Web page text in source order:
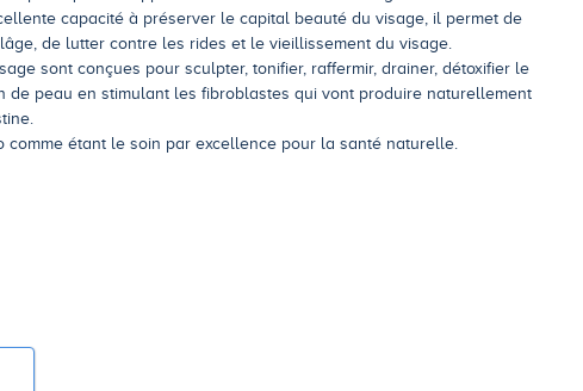
capacité à préserver le capital beauté du visage, il permet de
de lutter contre les rides et le vieillissement du visage.
sont conçues pour sculpter, tonifier, raffermir, drainer, détoxifier le
de peau en stimulant les fibroblastes qui vont produire naturellement
comme étant le soin par excellence pour la santé naturelle.